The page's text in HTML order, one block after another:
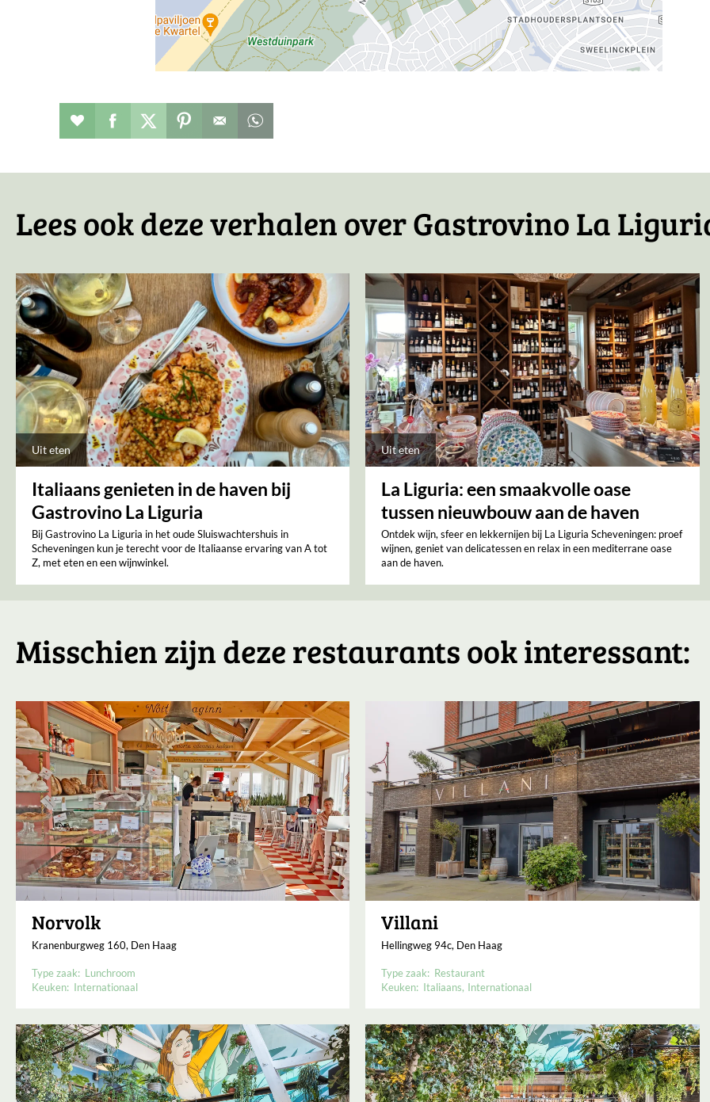
Restaurant toevoegen aan favorieten
Deel dit op facebook
Deel dit op twitter
Deel dit op pinterest
Lees ook deze verhalen over Gastrovino La
Uit eten
Italiaans genieten in de haven bij
Gastrovino La Liguria
Bij Gastrovino La Liguria in het oude Sluiswachtershuis in
Scheveningen kun je terecht voor de Italiaanse ervaring van A tot
Z, met eten en een wijnwinkel.
Uit eten
La Liguria: een smaakvolle oase
tussen nieuwbouw aan de haven
Ontdek wijn, sfeer en lekkernijen bij La Liguria Scheveningen: proef
wijnen, geniet van delicatessen en relax in een mediterrane oase
aan de haven.
Misschien zijn deze restaurants ook interessant:
Norvolk
Kranenburgweg 160, Den Haag
Type zaak: Lunchroom
Keuken: Internationaal
Villani
Hellingweg 94c, Den Haag
Type zaak: Restaurant
Keuken: Italiaans Internationaal